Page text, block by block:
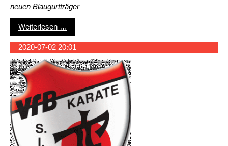
neuen Blaugurtträger
Weiterlesen …
2020-07-02 20:01